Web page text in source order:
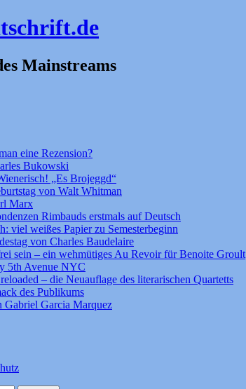
Mainstreams
eine Rezension?
Bukowski
„Es Brojeggd“
von Walt Whitman
Marx
Rimbauds erstmals auf Deutsch
viel weißes Papier zu Semesterbeginn
von Charles Baudelaire
sein – ein wehmütiges Au Revoir für Benoite Groult
5th Avenue NYC
– die Neuauflage des literarischen Quartetts
des Publikums
Gabriel Garcia Marquez